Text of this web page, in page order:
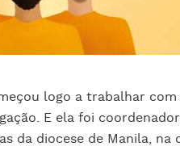
logo a trabalhar com
E ela foi
da diocese de Manila, na